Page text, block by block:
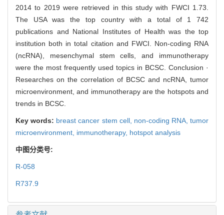
2014 to 2019 were retrieved in this study with FWCI 1.73.
The USA was the top country with a total of 1 742
publications and National Institutes of Health was the top
institution both in total citation and FWCI. Non-coding RNA
(ncRNA), mesenchymal stem cells, and immunotherapy
were the most frequently used topics in BCSC. Conclusion ·
Researches on the correlation of BCSC and ncRNA, tumor
microenvironment, and immunotherapy are the hotspots and
trends in BCSC.
Key words: breast cancer stem cell, non-coding RNA, tumor
microenvironment, immunotherapy, hotspot analysis
中图分类号:
R-058
R737.9